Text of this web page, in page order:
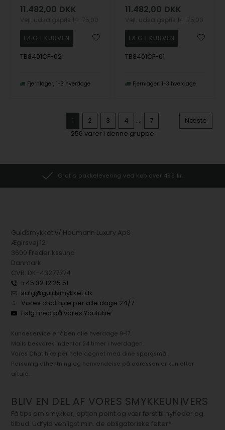
11.482,00 DKK
TB8401CF-02
Fjernlager 1-3 hverdage
11.482,00 DKK
TB8401CF-01
Fjernlager 1-3 hverdage
1 2 3 4 ... 7
Næste
256 varer i denne gruppe
Gratis pakkelevering ved køb over 499 kr.
Guldsmykket v/ Houmann Luxury ApS
Ægirsvej 12
3600 Frederikssund
Danmark
CVR: DK-43277774
+45 32 12 25 51
salg@guldsmykket.dk
Vores chat hjælper alle dage 24/7
Følg med på vores Youtube
Kundeservice er åben alle hverdage 9-17.
Mails besvares indenfor 24 timer i hverdagen.
Vores Chat hjælper hele døgnet med dine spørgsmål.
Personlig afhentning og henvendelse på adressen er kun efter
aftale.
BLIV EN DEL AF VORES SMYKKEUNIVERS
Få tips om smykker, optjen point og vær først til nyheder og
tilbud. Udfyld venligst min. de obligatoriske felter*